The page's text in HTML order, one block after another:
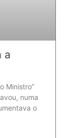
a
Ministro”
numa
o